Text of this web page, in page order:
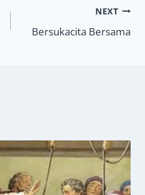
NEXT
Bersukacita Bersama